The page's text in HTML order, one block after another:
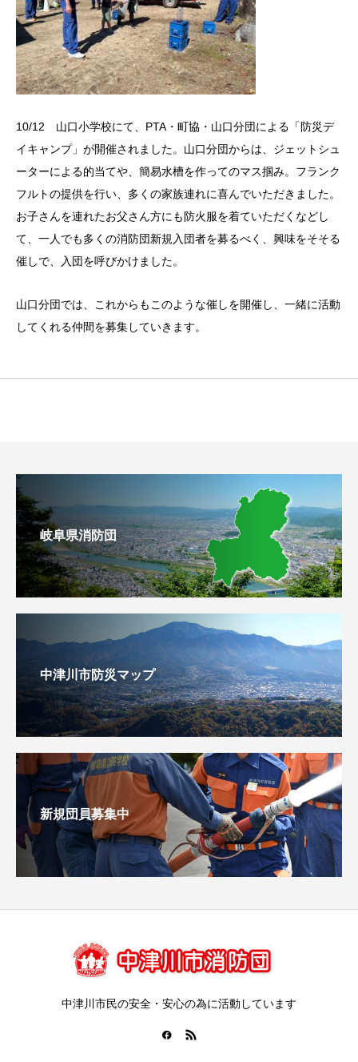
10/12 山口小学校にて、PTA・町協・山口分団による「防災デ
イキャンプ」が開催されました。山口分団からは、ジェットシュ
ーターによる的当てや、簡易水槽を作ってのマス掴み。フランク
フルトの提供を行い、多くの家族連れに喜んでいただきました。
お子さんを連れたお父さん方にも防火服を着ていただくなどし
て、一人でも多くの消防団新規入団者を募るべく、興味をそそる
催しで、入団を呼びかけました。
山口分団では、これからもこのような催しを開催し、一緒に活動
してくれる仲間を募集していきます。
岐阜県消防団
中津川市防災マップ
新規団員募集中
中津川市民の安全・安心の為に活動しています